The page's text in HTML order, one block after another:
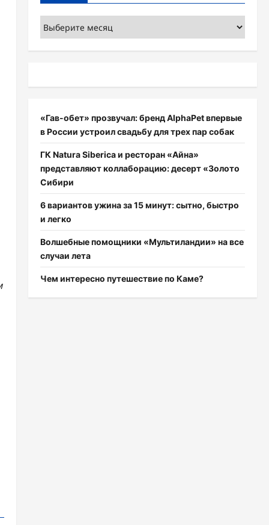
Архивы
«Гав-обет» прозвучал: бренд AlphaPet впервые
в России устроил свадьбу для трех пар собак
ГК Natura Siberica и ресторан «Айна»
представляют коллаборацию: десерт «Золото
Сибири
6 вариантов ужина за 15 минут: сытно, быстро
и легко
Волшебные помощники «Мультиландии» на все
случаи лета
Чем интересно путешествие по Каме?